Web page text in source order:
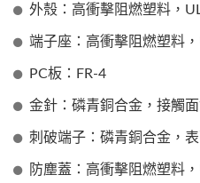
外殼：高衝擊阻燃塑料，
端子座：高衝擊阻燃塑料
PC板：FR-4
金針：磷青銅合金，接觸
刺破端子：磷青銅合金，
防塵蓋：高衝擊阻燃塑料